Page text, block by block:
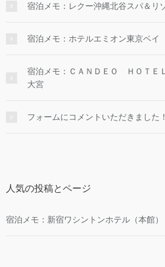
宿泊メモ：レクー沖縄北谷スパ＆リ
宿泊メモ：ホテルエミオン東京ベイ
宿泊メモ：ＣＡＮＤＥＯ ＨＯＴＥ
大宮
フォームにコメントいただきました！
人気の投稿とページ
宿泊メモ：新宿ワシントンホテル（本館）